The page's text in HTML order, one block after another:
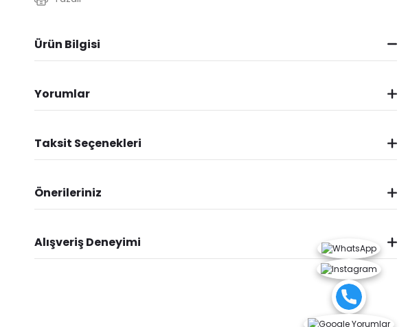
Ürün Bilgisi
Yorumlar
Taksit Seçenekleri
Önerileriniz
Alışveriş Deneyimi